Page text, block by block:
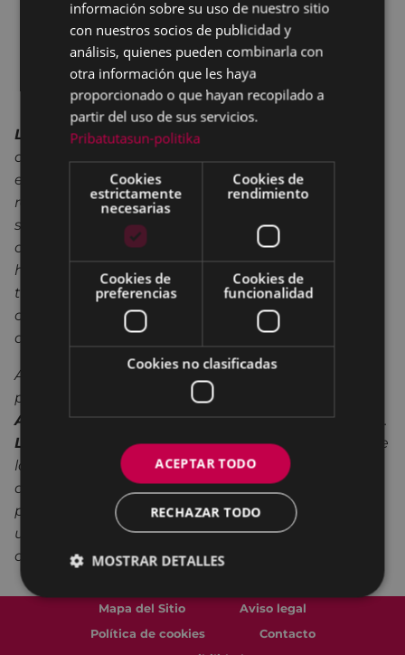
La Asociación Artística de Eiba
años exponiendo sus trabajos en la sala de
exposiciones de Portalea.La principal razón de
realizar una muestra colectiva es que todos los
socios y socias tengan opción de exponer sus
obras, ya que a menudo suele resultar difícil
hacerlo de manera individual. Además, también
tiene como objetivo que la ciudadanía tenga la
oportunidad de ver el trabajo que realiza la
asociación.
Alrededor
participan en la exposición de la
Artística de Eibary se muestran unos 70 trabajos.
La variedad es una de las señas de identidad
de
la exposición ya que los materiales y temas
abarcan un amplio espectro. Como todos los años
predomina la pintura pero también se puede ver
una amplia muestra de trabajos en madera,
dibujo, escultura, cerámica, grabado o fotografía.
Mapa del Sitio
Aviso legal
Política de cookies
Contacto
información sobre su uso de nuestro sitio
con nuestros socios de publicidad y
análisis, quienes pueden combinarla con
otra información que les haya
proporcionado o que hayan recopilado a
partir del uso de sus servicios.
Pribatutasun-politika
Cookies
estrictamente
necesarias
Cookies de
rendimiento
Cookies de
preferencias
Cookies de
funcionalidad
Cookies no clasificadas
ACEPTAR TODO
RECHAZAR TODO
MOSTRAR DETALLES